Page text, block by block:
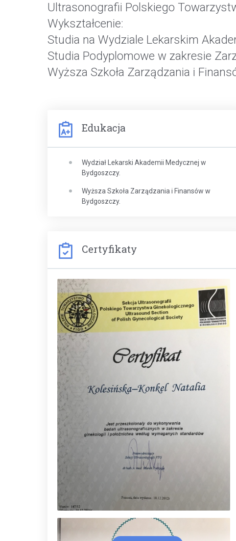
Ultrasonografii Polskiego
Wykształcenie:
Studia na Wydziale Lekarskim
Studia Podyplomowe w zakresie
Wyższa Szkoła Zarządzania i
Edukacja
Wydział Lekarski Akademii Medycznej w
Bydgoszczy.
Wyższa Szkoła Zarządzania i Finansów w
Bydgoszczy.
Certyfikaty